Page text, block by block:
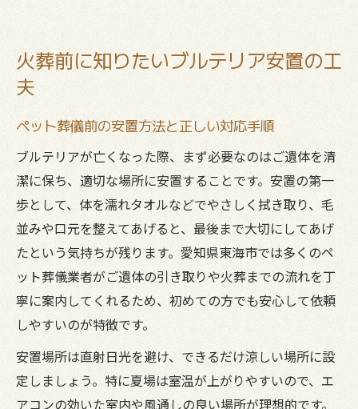
火葬前に知りたいブルテリア安置の工
夫
ペット葬儀前の安置方法と正しい対応手順
ブルテリアが亡くなった際、まず必要なのはご遺体を清
潔に保ち、適切な場所に安置することです。安置の第一
歩として、体を濡れタオルなどでやさしく拭き取り、毛
並みや口元を整えてあげると、最後まで大切にしてあげ
たという気持ちが残ります。愛知県東海市では多くのペ
ット葬儀業者がご遺体の引き取りや火葬までの流れを丁
寧に案内してくれるため、初めての方でも安心して依頼
しやすいのが特徴です。
安置場所は直射日光を避け、できるだけ涼しい場所に設
定しましょう。特に夏場は室温が上がりやすいので、エ
アコンの効いた室内や風通しの良い場所が理想的です。